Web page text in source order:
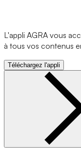
L'appli AGRA vous
à tous vos contenus
Téléchargez l'appli